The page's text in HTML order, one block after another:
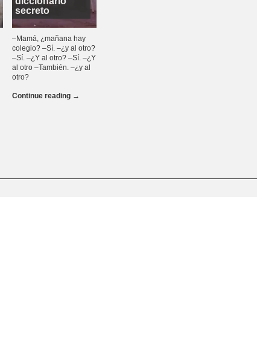
secreto
–Mamá, ¿mañana hay
colegio? –Sí. –¿y al otro?
–Sí. –¿Y al otro? –Sí. –¿Y
al otro –También. –¿y al
otro?
Continue reading →